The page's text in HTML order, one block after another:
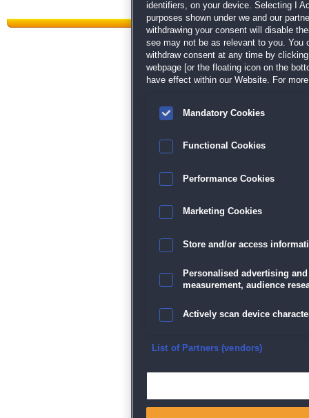
Datenschutz| AGB|Impressum
identifiers, on your device. Selecting I
purposes shown under we and our
withdrawing your consent will disable
see may not be as relevant to you. You
withdraw consent at any time by
webpage [or the floating icon on the
have effect within our Website. For
Mandatory Cookies
Functional Cookies
Performance Cookies
Marketing Cookies
Store and/or access
Personalised advertising
measurement, audience
Actively scan device
Ensure security, prevent
List of Partners (vendors)